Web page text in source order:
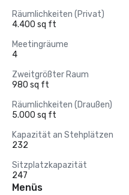
Räumlichkeiten (Privat)
4.400 sq ft
Meetingräume
4
Zweitgrößter Raum
980 sq ft
Räumlichkeiten (Draußen)
5.000 sq ft
Kapazität an Stehplätzen
232
Sitzplatzkapazität
247
Menüs